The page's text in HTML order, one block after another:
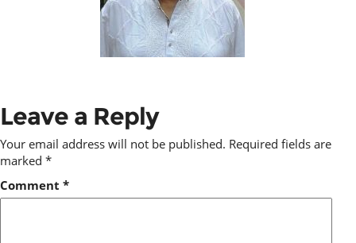
Leave a Reply
Your email address will not be published. Required fields are
marked *
Comment *